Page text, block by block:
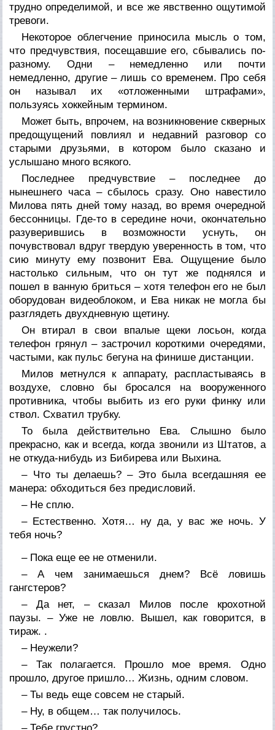
трудно определимой, и все же явственно ощутимой
тревоги.
Некоторое облегчение приносила мысль о том,
что предчувствия, посещавшие его, сбывались по-
разному. Одни – немедленно или почти
немедленно, другие – лишь со временем. Про себя
он называл их «отложенными штрафами»,
пользуясь хоккейным термином.
Может быть, впрочем, на возникновение скверных
предощущений повлиял и недавний разговор со
старыми друзьями, в котором было сказано и
услышано много всякого.
Последнее предчувствие – последнее до
нынешнего часа – сбылось сразу. Оно навестило
Милова пять дней тому назад, во время очередной
бессонницы. Где-то в середине ночи, окончательно
разуверившись в возможности уснуть, он
почувствовал вдруг твердую уверенность в том, что
сию минуту ему позвонит Ева. Ощущение было
настолько сильным, что он тут же поднялся и
пошел в ванную бриться – хотя телефон его не был
оборудован видеоблоком, и Ева никак не могла бы
разглядеть двухдневную щетину.
Он втирал в свои впалые щеки лосьон, когда
телефон грянул – застрочил короткими очередями,
частыми, как пульс бегуна на финише дистанции.
Милов метнулся к аппарату, распластываясь в
воздухе, словно бы бросался на вооруженного
противника, чтобы выбить из его руки финку или
ствол. Схватил трубку.
То была действительно Ева. Слышно было
прекрасно, как и всегда, когда звонили из Штатов, а
не откуда-нибудь из Бибирева или Выхина.
– Что ты делаешь? – Это была всегдашняя ее
манера: обходиться без предисловий.
– Не сплю.
– Естественно. Хотя… ну да, у вас же ночь. У
тебя ночь?
– Пока еще ее не отменили.
– А чем занимаешься днем? Всё ловишь
гангстеров?
– Да нет, – сказал Милов после крохотной
паузы. – Уже не ловлю. Вышел, как говорится, в
тираж. .
– Неужели?
– Так полагается. Прошло мое время. Одно
прошло, другое пришло… Жизнь, одним словом.
– Ты ведь еще совсем не старый.
– Ну, в общем… так получилось.